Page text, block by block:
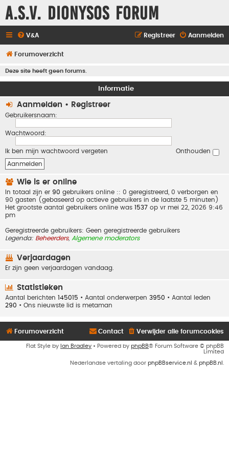
A.S.V. Dionysos Forum
V&A Aanmelden
Registreer
Forumoverzicht
Deze site heeft geen forums.
Informatie
Aanmelden • Registreer
Gebruikersnaam:
Wachtwoord:
Ik ben mijn wachtwoord vergeten Onthouden
Wie is er online
In totaal zijn er 90 gebruikers online :: 0 geregistreerd, 0 verborgen en
90 gasten (gebaseerd op actieve gebruikers in de laatste 5 minuten)
Het grootste aantal gebruikers online was 1537 op vr mei 22, 2026 9:46
pm
Geregistreerde gebruikers: Geen geregistreerde gebruikers
Legenda: Beheerders, Algemene moderators
Verjaardagen
Er zijn geen verjaardagen vandaag.
Statistieken
Aantal berichten 145015 • Aantal onderwerpen 3950 • Aantal leden
290 • Ons nieuwste lid is metaman
Forumoverzicht Verwijder alle forumcookies
Contact
Flat Style by Ian Bradley • Powered by phpBB® Forum Software © phpBB
Limited
Nederlandse vertaling door phpBBservice.nl & phpBB.nl